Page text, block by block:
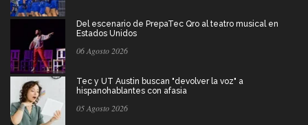
Del escenario de PrepaTec Qro al teatro musical en
Estados Unidos
06 Agosto 2026
Tec y UT Austin buscan "devolver la voz" a
hispanohablantes con afasia
05 Agosto 2026